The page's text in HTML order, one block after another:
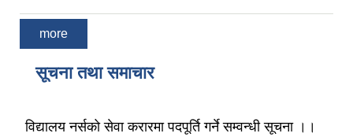
more
सूचना तथा समाचार
विद्यालय नर्सको सेवा करारमा पदपूर्ति गर्ने सम्वन्धी सूचना ।।